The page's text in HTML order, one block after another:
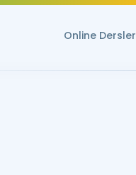
Online Dersler